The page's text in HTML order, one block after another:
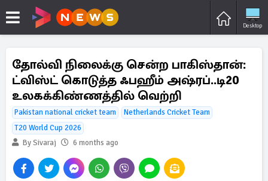
Desktop
தோல்வி நிலைக்கு சென்ற பாகிஸ்தான்:
ட்விஸ்ட் கொடுத்த ஃபஹீம் அஷ்ரப்..டி20
உலகக்கிண்ணத்தில் வெற்றி
Pakistan national cricket team
Netherlands Cricket Team
T20 World Cup 2026
By Sivaraj
6 months ago